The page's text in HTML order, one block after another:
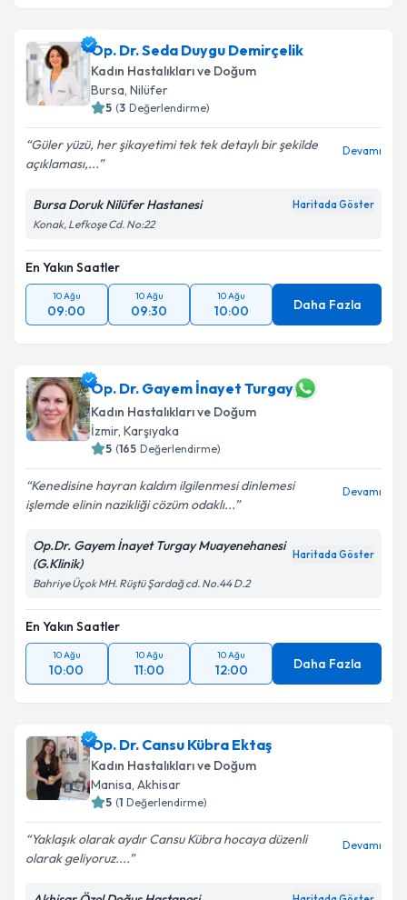
Op. Dr. Seda Duygu Demirçelik
Kadın Hastalıkları ve Doğum
Bursa, Nilüfer
5 (3 Değerlendirme)
Güler yüzü, her şikayetimi tek tek detaylı bir şekilde
açıklaması,...
Devamı
Bursa Doruk Nilüfer Hastanesi Haritada Göster
Konak, Lefkoşe Cd. No:22
En Yakın Saatler
10 Ağu
09:00
10 Ağu
09:30
10 Ağu
10:00 Daha Fazla
Op. Dr. Gayem İnayet Turgay
Kadın Hastalıkları ve Doğum
İzmir, Karşıyaka
5 (165 Değerlendirme)
Kenedisine hayran kaldım ilgilenmesi dinlemesi
işlemde elinin nazikliği cözüm odaklı...
Devamı
Op.Dr. Gayem İnayet Turgay Muayenehanesi
(G.Klinik)
Haritada Göster
Bahriye Üçok MH. Rüştü Şardağ cd. No.44 D.2
En Yakın Saatler
10 Ağu
10:00
10 Ağu
11:00
10 Ağu
12:00 Daha Fazla
Op. Dr. Cansu Kübra Ektaş
Kadın Hastalıkları ve Doğum
Manisa, Akhisar
5 (1 Değerlendirme)
Yaklaşık olarak aydır Cansu Kübra hocaya düzenli
olarak geliyoruz....
Devamı